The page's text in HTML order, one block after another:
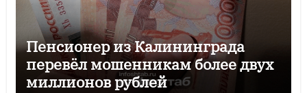
Пенсионер из Калининграда
перевёл мошенникам более двух
миллионов рублей